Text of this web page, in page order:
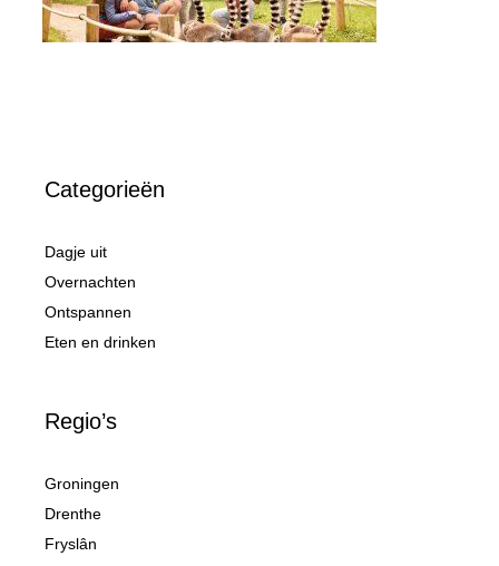
Categorieën
Dagje uit
Overnachten
Ontspannen
Eten en drinken
Regio’s
Groningen
Drenthe
Fryslân